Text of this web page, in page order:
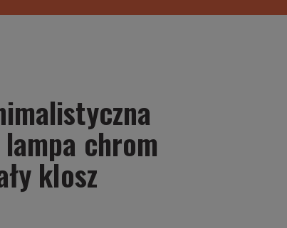
chrom
klosz